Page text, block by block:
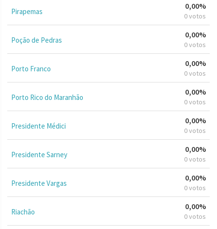
Pirapemas
0,00%
0 votos
Poção de Pedras
0,00%
0 votos
Porto Franco
0,00%
0 votos
Porto Rico do Maranhão
0,00%
0 votos
Presidente Médici
0,00%
0 votos
Presidente Sarney
0,00%
0 votos
Presidente Vargas
0,00%
0 votos
Riachão
0,00%
0 votos